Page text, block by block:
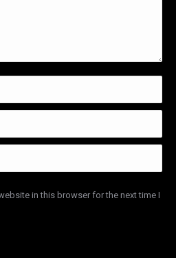
in this browser for the next time I